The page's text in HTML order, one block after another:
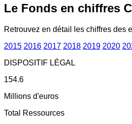
Le Fonds en chiffres
Retrouvez en détail les chiffres des
2015 2016 2017 2018 2019 2020
DISPOSITIF LÉGAL
154.6
Millions d'euros
Total Ressources